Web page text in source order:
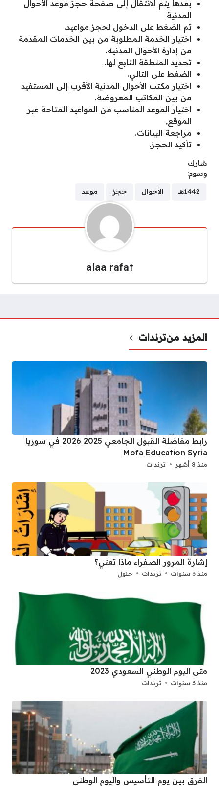
بعدها يتم الانتقال إلى صفحة حجز موعد الأحوال
المدنية
ثم الضغط على الدخول لحجز مواعيد.
اختيار الخدمة المطلوبة من بين الخدمات المقدمة
من إدارة الأحوال المدنية.
تحديد المنطقة التابع لها.
الضغط على التالي.
اختيار مكتب الأحوال المدنية الأقرب إلى المستفيد
من بين المكاتب المعروضة.
اختيار الموعد المناسب من المواعيد المتاحة عبر
الموقع,
مراجعة البيانات.
تأكيد الحجز.
شارك
وسوم:
1442هـ الأحوال حجز موعد
alaa rafat
المزيد منترندات
رابط مفاضلة القبول الجامعي 2025 2026 في سوريا
Mofa Education Syria
منذ 8 أشهر ترندات
إشارة المرور الصفراء ماذا تعني؟
منذ 3 سنوات ترندات حلول
متى اليوم الوطني السعودي 2023
منذ 3 سنوات ترندات
الفرق بين يوم التأسيس واليوم الوطني